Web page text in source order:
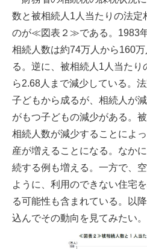
数と被相続人1人当たりの法定
のが≪図表２≫である。1983
相続人数は約74万人から160
る。逆に、被相続人1人当た
ら2.68人まで減少している。
子どもから成るが、相続人が
がもつ子どもの減少がある。
相続人数が減少することによ
産が増えることになる。なか
続する例も増える。一方で、
ように、利用のできない住宅
る可能性も含まれている。以
込んでその動向を見てみたい。